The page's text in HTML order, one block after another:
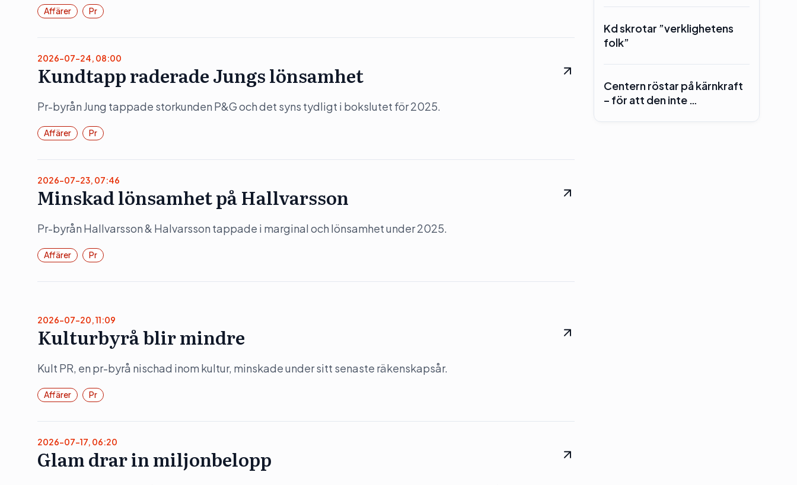
Affärer Pr
2026-07-24, 08:00
Kundtapp raderade Jungs lönsamhet
Pr-byrån Jung tappade storkunden P&G och det syns tydligt i bokslutet för 2025.
Affärer Pr
2026-07-23, 07:46
Minskad lönsamhet på Hallvarsson
Pr-byrån Hallvarsson & Halvarsson tappade i marginal och lönsamhet under 2025.
Affärer Pr
2026-07-20, 11:09
Kulturbyrå blir mindre
Kult PR, en pr-byrå nischad inom kultur, minskade under sitt senaste räkenskapsår.
Affärer Pr
2026-07-17, 06:20
Glam drar in miljonbelopp
Kd skrotar ”verklighetens
folk”
Centern röstar på kärnkraft
– för att den inte …